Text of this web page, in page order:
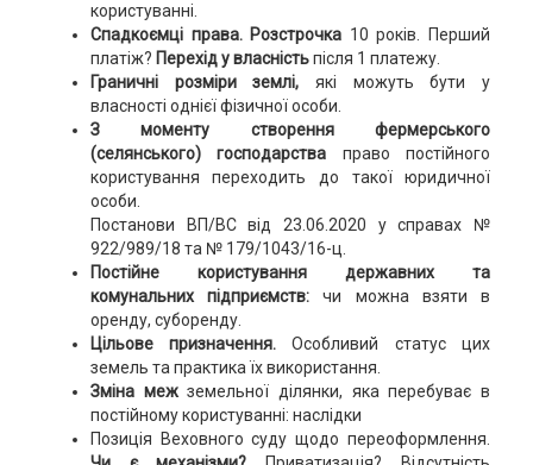
користуванні.
Спадкоємці права. Розстрочка 10 років.
Перший
платіж? Перехід у власністьпісля 1 платежу.
Граничні розміри землі, які можуть бути у
власності однієї фізичної особи.
З моменту створення фермерського
(селянського) господарства право постійного
користування переходить до такої юридичної
особи.
Постанови ВП/ВС від 23.06.2020 у справах №
922/989/18 та № 179/1043/16-ц.
Постійне користування державних та
комунальних підприємств: чи можна взяти в
оренду, суборенду.
Цільове призначення. Особливий статус цих
земель та практика їх використання.
Зміна межземельної ділянки, яка перебуває в
постійному користуванні: наслідки
Позиція Веховного суду щодо переоформлення.